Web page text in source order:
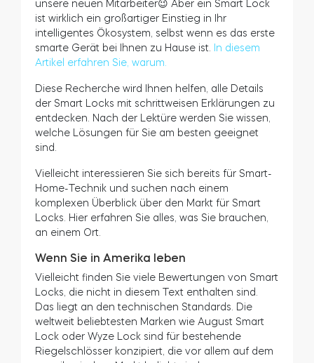
unsere neuen Mitarbeiter😉 Aber ein Smart Lock
ist wirklich ein großartiger Einstieg in Ihr
intelligentes Ökosystem, selbst wenn es das erste
smarte Gerät bei Ihnen zu Hause ist.
In diesem
Artikel erfahren Sie, warum.
Diese Recherche wird Ihnen helfen, alle Details
der Smart Locks mit schrittweisen Erklärungen zu
entdecken. Nach der Lektüre werden Sie wissen,
welche Lösungen für Sie am besten geeignet
sind.
Vielleicht interessieren Sie sich bereits für Smart-
Home-Technik und suchen nach einem
komplexen Überblick über den Markt für Smart
Locks. Hier erfahren Sie alles, was Sie brauchen,
an einem Ort.
Wenn Sie in Amerika leben
Vielleicht finden Sie viele Bewertungen von Smart
Locks, die nicht in diesem Text enthalten sind.
Das liegt an den technischen Standards. Die
weltweit beliebtesten Marken wie August Smart
Lock oder Wyze Lock sind für bestehende
Riegelschlösser konzipiert, die vor allem auf dem